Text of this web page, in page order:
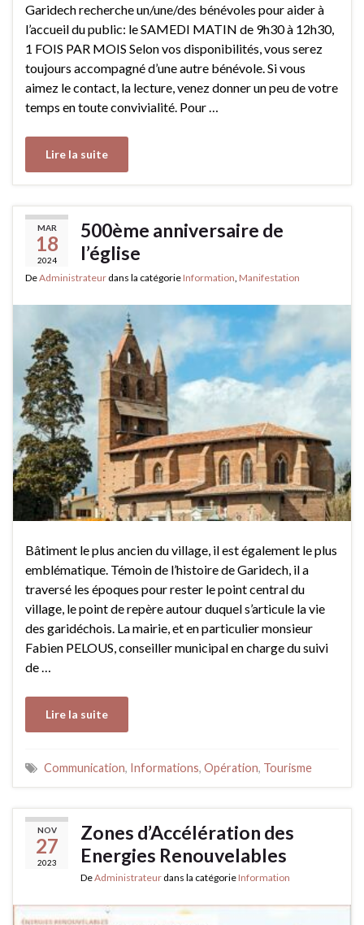
Garidech recherche un/une/des bénévoles pour aider à
l’accueil du public: le SAMEDI MATIN de 9h30 à 12h30,
1 FOIS PAR MOIS Selon vos disponibilités, vous serez
toujours accompagné d’une autre bénévole. Si vous
aimez le contact, la lecture, venez donner un peu de votre
temps en toute convivialité. Pour …
Lire la suite
MAR
18
2024
500ème anniversaire de
l’église
DeAdministrateur dans la catégorie Information Manifestation
Bâtiment le plus ancien du village, il est également le plus
emblématique. Témoin de l’histoire de Garidech, il a
traversé les époques pour rester le point central du
village, le point de repère autour duquel s’articule la vie
des garidéchois. La mairie, et en particulier monsieur
Fabien PELOUS, conseiller municipal en charge du suivi
de …
Lire la suite
Communication, Informations, Opération, Tourisme
NOV
27
2023
Zones d’Accélération des
Energies Renouvelables
DeAdministrateur dans la catégorie Information